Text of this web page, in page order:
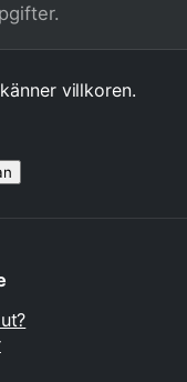
villkoren.